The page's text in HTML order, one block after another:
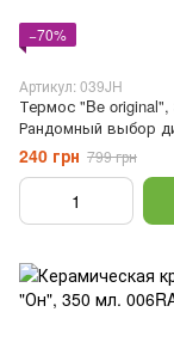
−70%
Артикул: 039JH
Термос "Be
Рандомный выбор
Рандомный выбор
240 грн 799 грн